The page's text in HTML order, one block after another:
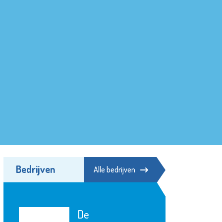
Bedrijven Alle bedrijven
De